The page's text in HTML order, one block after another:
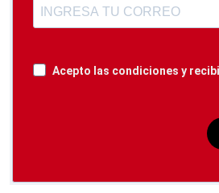
Acepto las condiciones y